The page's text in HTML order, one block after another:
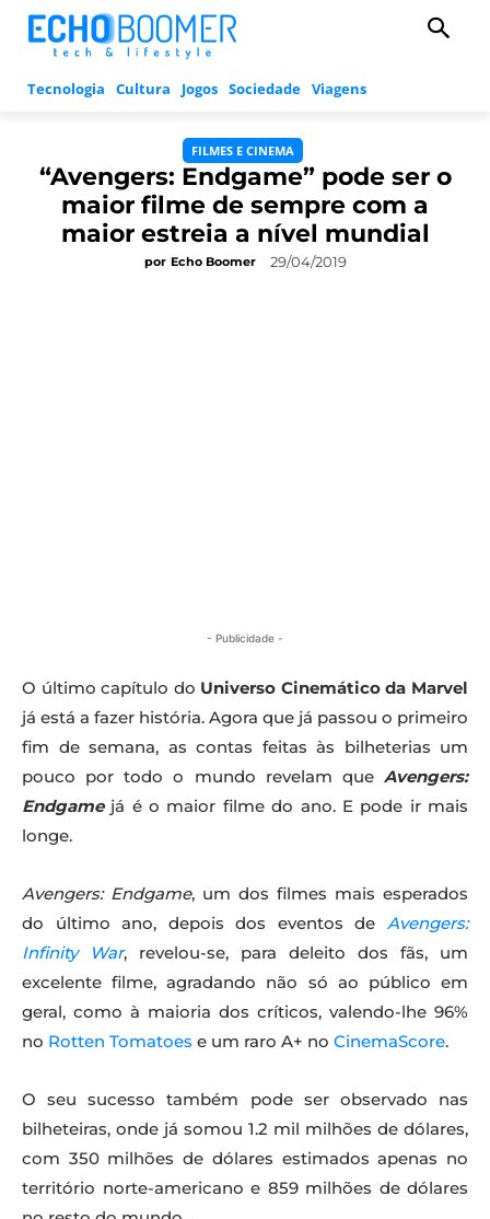
Tecnologia Cultura Jogos Sociedade Viagens
FILMES E CINEMA
“Avengers: Endgame” pode ser o
maior filme de sempre com a
maior estreia a nível mundial
por Echo Boomer 29/04/2019
- Publicidade -
O último capítulo do Universo Cinemático da Marvel
já está a fazer história. Agora que já passou o primeiro
fim de semana, as contas feitas às bilheterias um
pouco por todo o mundo revelam que Avengers:
Endgame já é o maior filme do ano. E pode ir mais
longe.
Avengers: Endgame, um dos filmes mais esperados
do último ano, depois dos eventos de Avengers:
Infinity War, revelou-se, para deleito dos fãs, um
excelente filme, agradando não só ao público em
geral, como à maioria dos críticos, valendo-lhe 96%
no Rotten Tomatoes e um raro A+ no CinemaScore.
O seu sucesso também pode ser observado nas
bilheteiras, onde já somou 1.2 mil milhões de dólares,
com 350 milhões de dólares estimados apenas no
território norte-americano e 859 milhões de dólares